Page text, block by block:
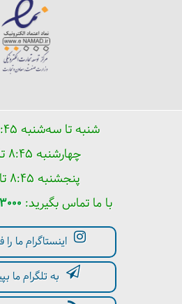
شنبه تا سه‌شنبه ۸:۴۵ تا ۱۶:۴۵
چهارشنبه ۸:۴۵ تا ۱۹:۰۰
پنجشنبه ۸:۴۵ تا ۱۶:۰۰
با ما تماس بگیرید:
اینستاگرام ما را
به تلگرام ما